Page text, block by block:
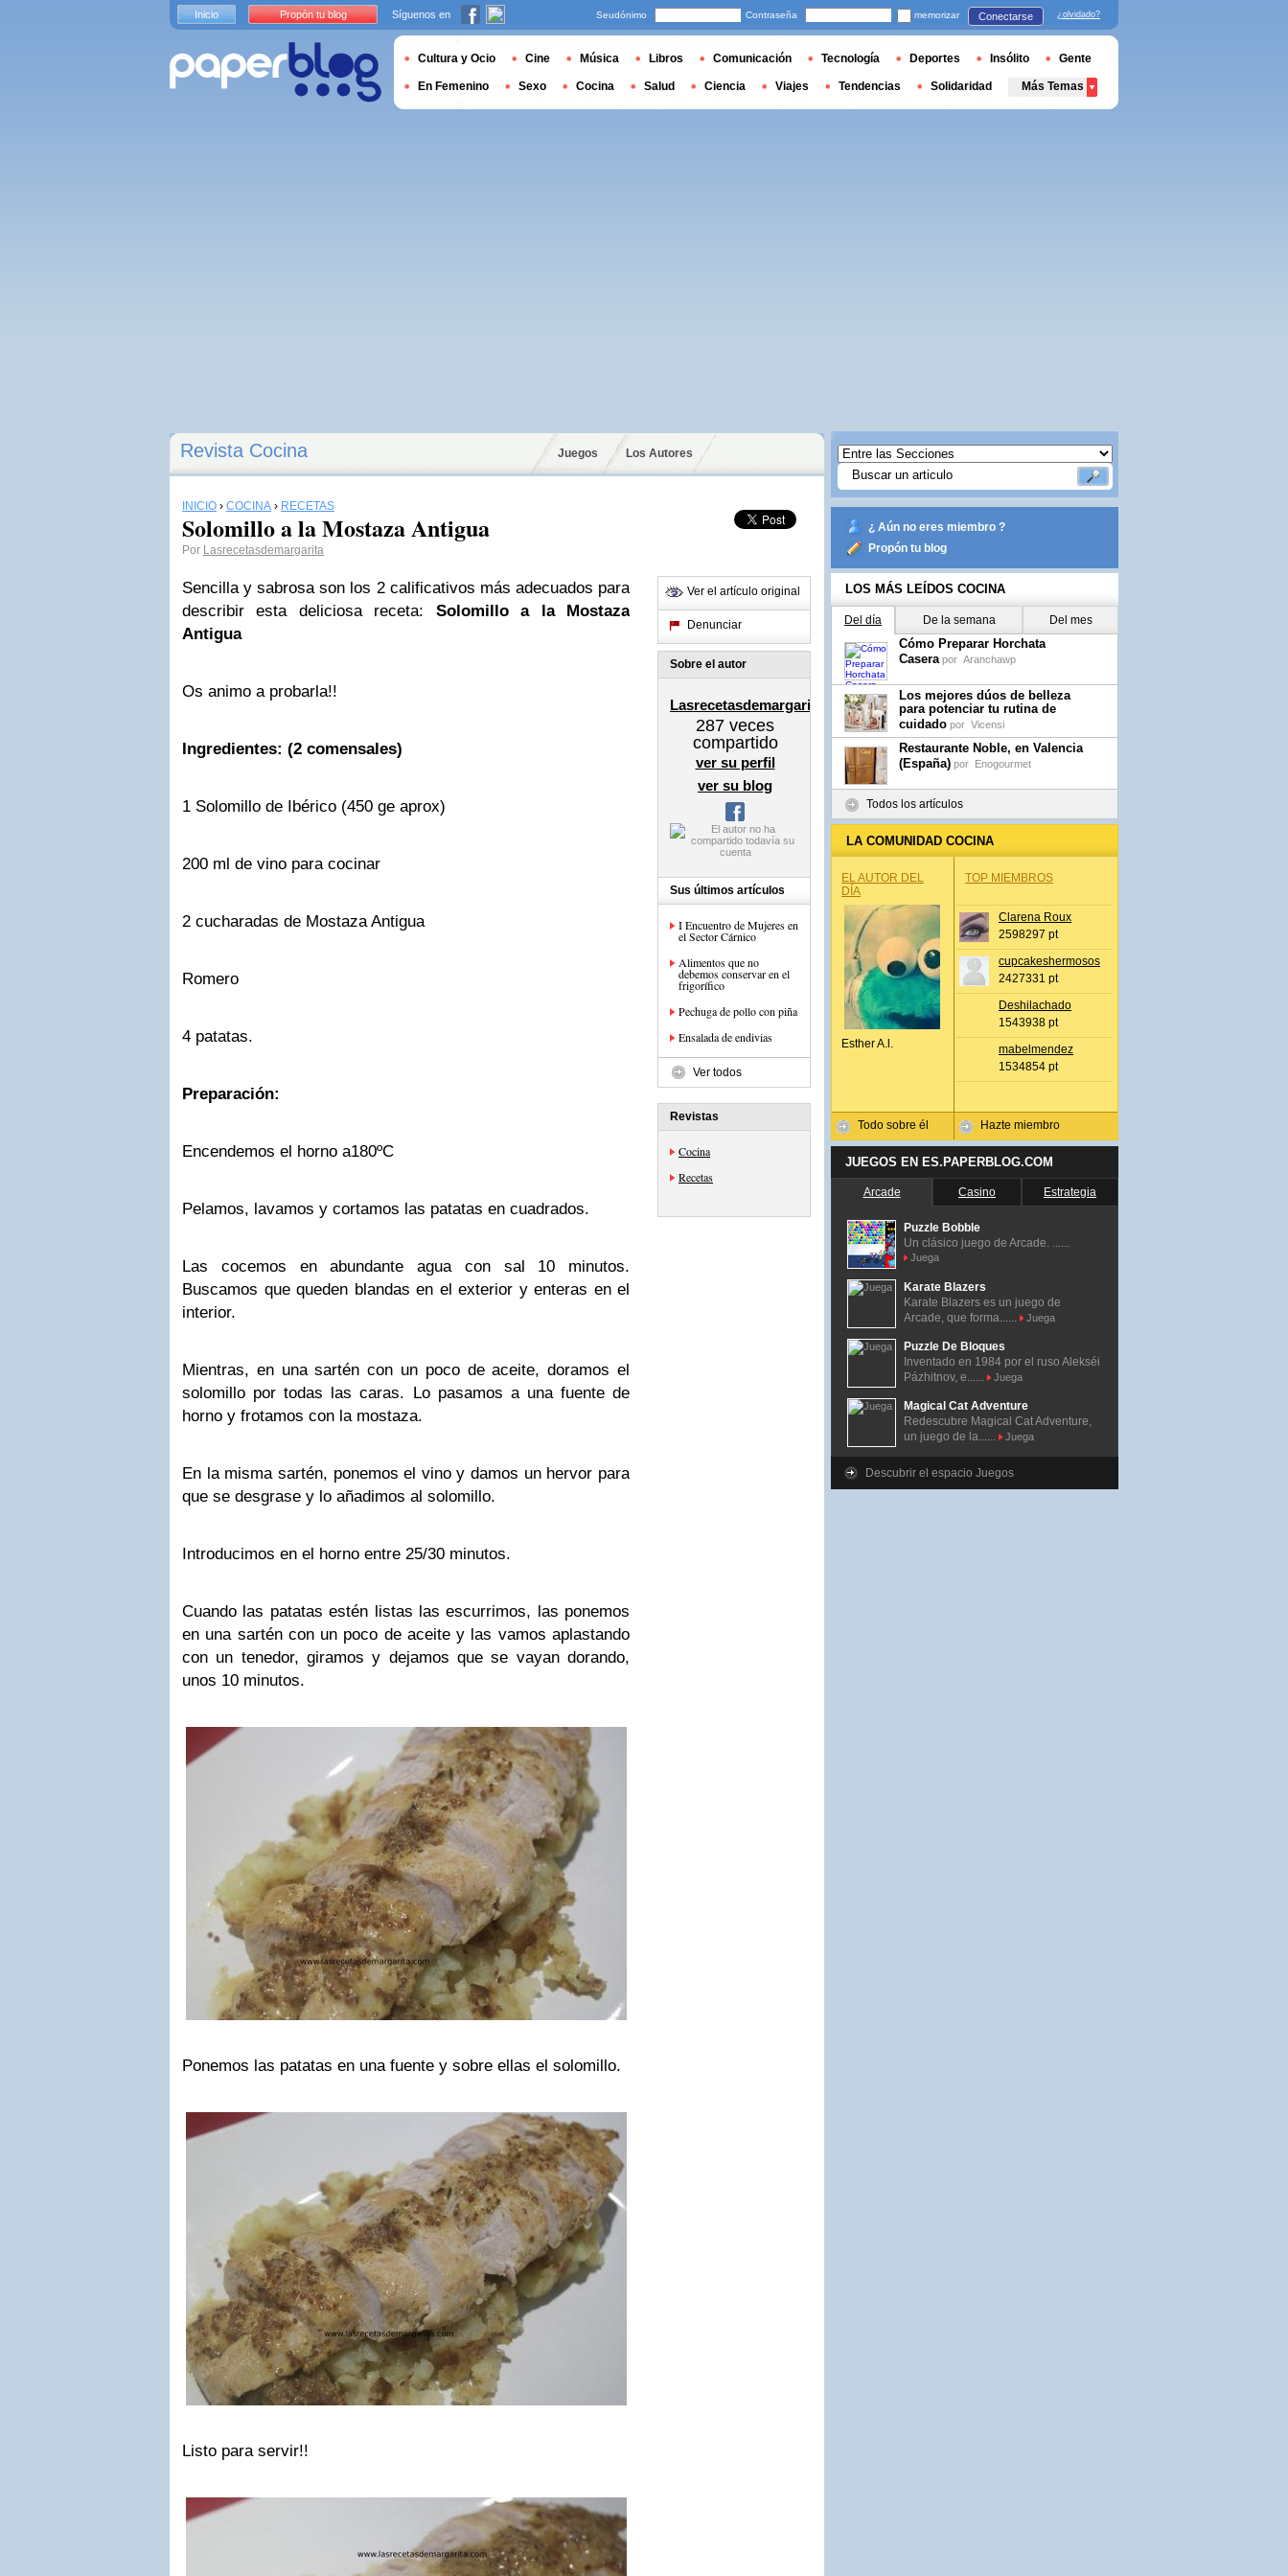
Revista Cocina Juegos Los Autores
INICIO › COCINA › RECETAS
Solomillo a la Mostaza Antigua
Por Lasrecetasdemargarita
Sencilla y sabrosa son los 2 calificativos más adecuados para
describir esta deliciosa receta: Solomillo a la Mostaza
Antigua
Os animo a probarla!!
Ingredientes: (2 comensales)
1 Solomillo de Ibérico (450 ge aprox)
200 ml de vino para cocinar
2 cucharadas de Mostaza Antigua
Romero
4 patatas.
Preparación:
Encendemos el horno a180ºC
Pelamos, lavamos y cortamos las patatas en cuadrados.
Las cocemos en abundante agua con sal 10 minutos.
Buscamos que queden blandas en el exterior y enteras en el
interior.
Mientras, en una sartén con un poco de aceite, doramos el
solomillo por todas las caras. Lo pasamos a una fuente de
horno y frotamos con la mostaza.
En la misma sartén, ponemos el vino y damos un hervor para
que se desgrase y lo añadimos al solomillo.
Introducimos en el horno entre 25/30 minutos.
Cuando las patatas estén listas las escurrimos, las ponemos
en una sartén con un poco de aceite y las vamos aplastando
con un tenedor, giramos y dejamos que se vayan dorando,
unos 10 minutos.
Ponemos las patatas en una fuente y sobre ellas el solomillo.
Listo para servir!!
Ver el artículo original
Denunciar
Sobre el autor
Lasrecetasdemargarita
287 veces
compartido
ver su perfil
ver su blog
Sus últimos artículos
I Encuentro de Mujeres en
el Sector Cárnico
Alimentos que no
debemos conservar en el
frigorífico
Pechuga de pollo con piña
Ensalada de endivias
Ver todos
Revistas
Cocina
Recetas
¿ Aún no eres miembro ?
Propón tu blog
LOS MÁS LEÍDOS COCINA
Del día De la semana Del mes
Cómo Preparar Horchata
Casera por Aranchawp
Los mejores dúos de belleza
para potenciar tu rutina de
cuidado por Vicensi
Restaurante Noble, en Valencia
(España) por Enogourmet
Todos los artículos
LA COMUNIDAD COCINA
EL AUTOR DEL
DÍA
Esther A.l.
Todo sobre él
TOP MIEMBROS
Clarena Roux
2598297 pt
cupcakeshermosos
2427331 pt
Deshilachado
1543938 pt
mabelmendez
1534854 pt
Hazte miembro
JUEGOS EN ES.PAPERBLOG.COM
Arcade Casino Estrategia
Puzzle Bobble
Un clásico juego de Arcade. ......
Juega
Karate Blazers
Karate Blazers es un juego de
Arcade, que forma......
Juega
Puzzle De Bloques
Inventado en 1984 por el ruso Alekséi
Pázhitnov, e......
Juega
Magical Cat Adventure
Redescubre Magical Cat Adventure,
un juego de la......
Juega
Descubrir el espacio Juegos
Inicio Propón tu blog Síguenos en Seudónimo Contraseña memorizar Conectarse ¿olvidado?
Cultura y Ocio Cine Música Libros Comunicación Tecnología Deportes Insólito Gente
En Femenino Sexo Cocina Salud Ciencia Viajes Tendencias Solidaridad Más Temas